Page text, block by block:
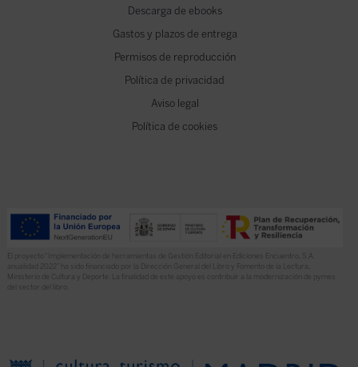
Descarga de ebooks
Gastos y plazos de entrega
Permisos de reproducción
Política de privacidad
Aviso legal
Política de cookies
El proyecto “Implementación de herramientas de Gestión Editorial en Ediciones Encuentro, S.A.
anualidad 2022” ha sido financiado por la Dirección General del Libro y Fomento de la Lectura,
Ministerio de Cultura y Deporte. La finalidad de este apoyo es contribuir a la modernización de pymes
del sector del libro.